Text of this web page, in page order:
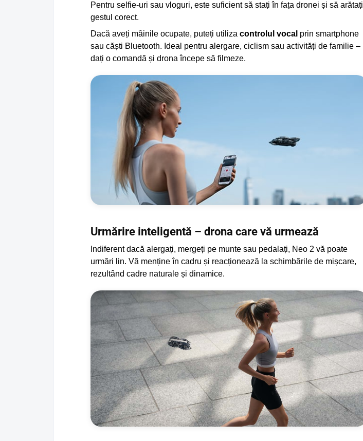
Pentru selfie-uri sau vloguri, este suficient să stați în fața dronei și să arătați
gestul corect.
Dacă aveți mâinile ocupate, puteți utiliza controlul vocal prin smartphone
sau căști Bluetooth. Ideal pentru alergare, ciclism sau activități de familie –
dați o comandă și drona începe să filmeze.
Urmărire inteligentă – drona care vă urmează
Indiferent dacă alergați, mergeți pe munte sau pedalați, Neo 2 vă poate
urmări lin. Vă menține în cadru și reacționează la schimbările de mișcare,
rezultând cadre naturale și dinamice.